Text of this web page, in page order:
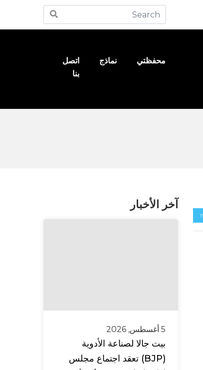
محفظتي نماذج
اتصل
بنا
آخر الأخبار
5 أغسطس, 2026
بيت جالا لصناعة الأدوية
(BJP) تعقد اجتماع مجلس